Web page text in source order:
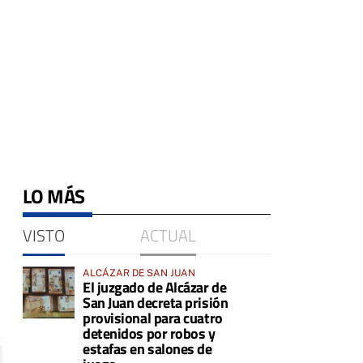
LO MÁS
VISTO ACTUAL
ALCÁZAR DE SAN JUAN
El juzgado de Alcázar de
San Juan decreta prisión
provisional para cuatro
detenidos por robos y
estafas en salones de